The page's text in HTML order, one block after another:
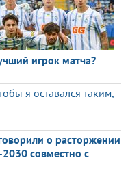
игрок матча?
я оставался таким,
о расторжении
совместно с